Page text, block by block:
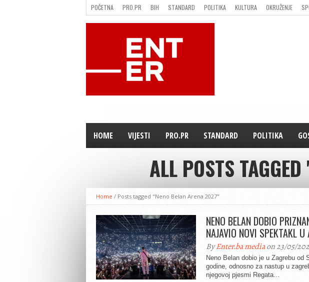
POČETNA PRO.PR BIH STANDARD POLITIKA KULTURA OKRUŽENJE
FILMING LOCATION IN BH
KONTAKT
HOME VIJESTI PRO.PR STANDARD POLITIKA
ALL POSTS
Home / Posts tagged "Neno Belan Arena 2027"
NENO BELAN DOBIO
NAJAVIO NOVI SPEKTAKL U
ByEnter.ba mediaon 23/05/
Neno Belan dobio je u Zagrebu od
godine, odnosno za nastup u
njegovoj pjesmi Regata...